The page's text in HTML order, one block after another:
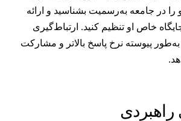
جامعه به‌رسمیت بشناسید و ارائه
خاص او تنظیم کنید. ارتباط‌گیری
نرخ پاسخ بالاتر و مشارکت